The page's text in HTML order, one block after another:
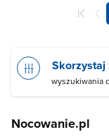
wyszukiwania
Nocowanie.pl